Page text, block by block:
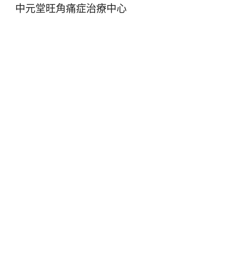
中元堂旺角痛症治療中心